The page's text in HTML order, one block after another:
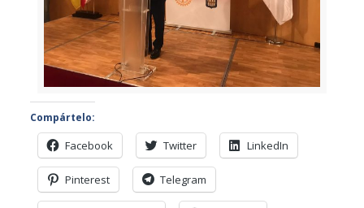
Compártelo:
Facebook Twitter LinkedIn
Pinterest Telegram